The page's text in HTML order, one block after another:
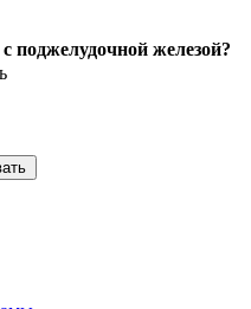
поджелудочной железой?